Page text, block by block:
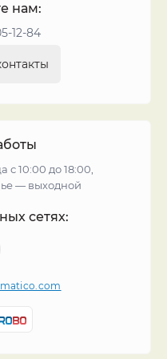
нам:
12-84
с 10:00 до 18:00,
— выходной
сетях: